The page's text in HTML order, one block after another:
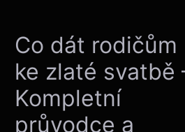
Co dát rodičům
ke zlaté svatbě
Kompletní
průvodce a